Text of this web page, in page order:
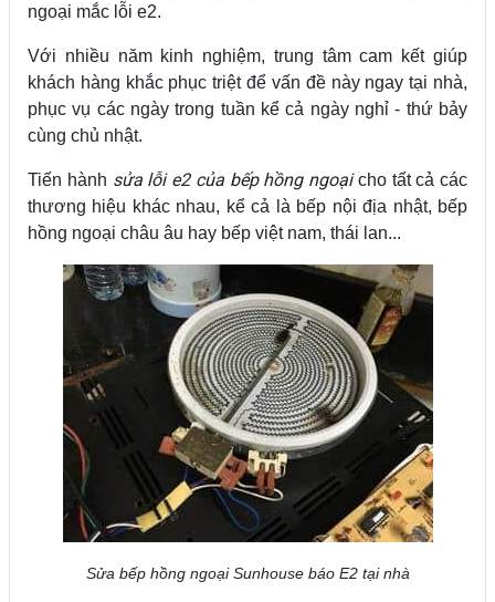
ngoại mắc lỗi e2.
Với nhiều năm kinh nghiệm, trung tâm cam kết giúp
khách hàng khắc phục triệt để vấn đề này ngay tại nhà,
phục vụ các ngày trong tuần kể cả ngày nghỉ - thứ bảy
cùng chủ nhật.
Tiến hành sửa lỗi e2 của bếp hồng ngoạicho tất cả các
thương hiệu khác nhau, kể cả là bếp nội địa nhật, bếp
hồng ngoại châu âu hay bếp việt nam, thái lan...
Sửa bếp hồng ngoại Sunhouse báo E2 tại nhà